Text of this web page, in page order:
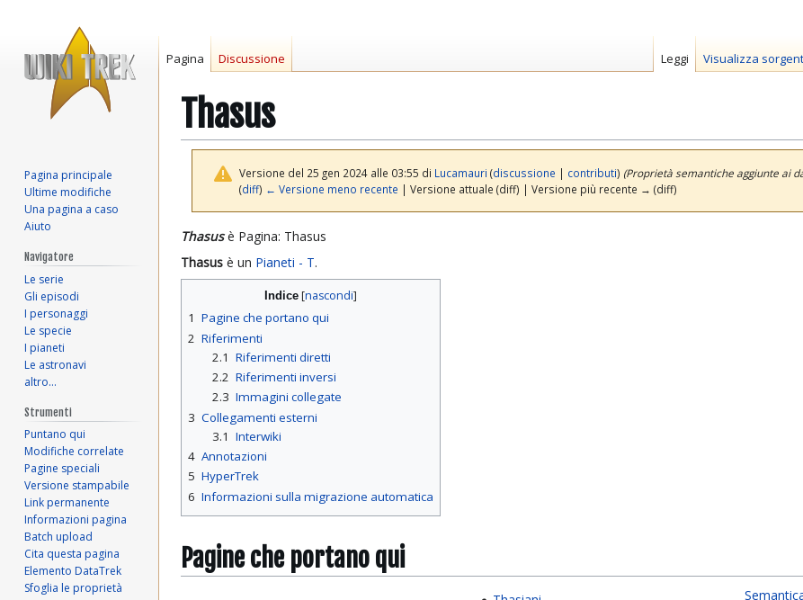
Thasus
Versione del 25 gen 2024 alle 03:55 di Lucamauri (discussione | contributi) (Proprietà semantiche aggiunte ai
(diff) ← Versione meno recente | Versione attuale (diff) | Versione più recente → (diff)
Vai
alla
navigazione
Vai
alla
ricerca
Thasusè Pagina: Thasus
Thasus è un Pianeti - T.
Indice
1 Pagine che portano qui
2 Riferimenti
2.1 Riferimenti diretti
2.2 Riferimenti inversi
2.3 Immagini collegate
3 Collegamenti esterni
3.1 Interwiki
4 Annotazioni
5 HyperTrek
6 Informazioni sulla migrazione automatica
Pagine che portano qui
Pagina Discussione Leggi Visualizza
Pagina principale
Ultime modifiche
Una pagina a caso
Aiuto
Navigatore
Le serie
Gli episodi
I personaggi
Le specie
I pianeti
Le astronavi
altro…
Strumenti
Puntano qui
Modifiche correlate
Pagine speciali
Versione stampabile
Link permanente
Informazioni pagina
Batch upload
Cita questa pagina
Elemento DataTrek
Sfoglia le proprietà